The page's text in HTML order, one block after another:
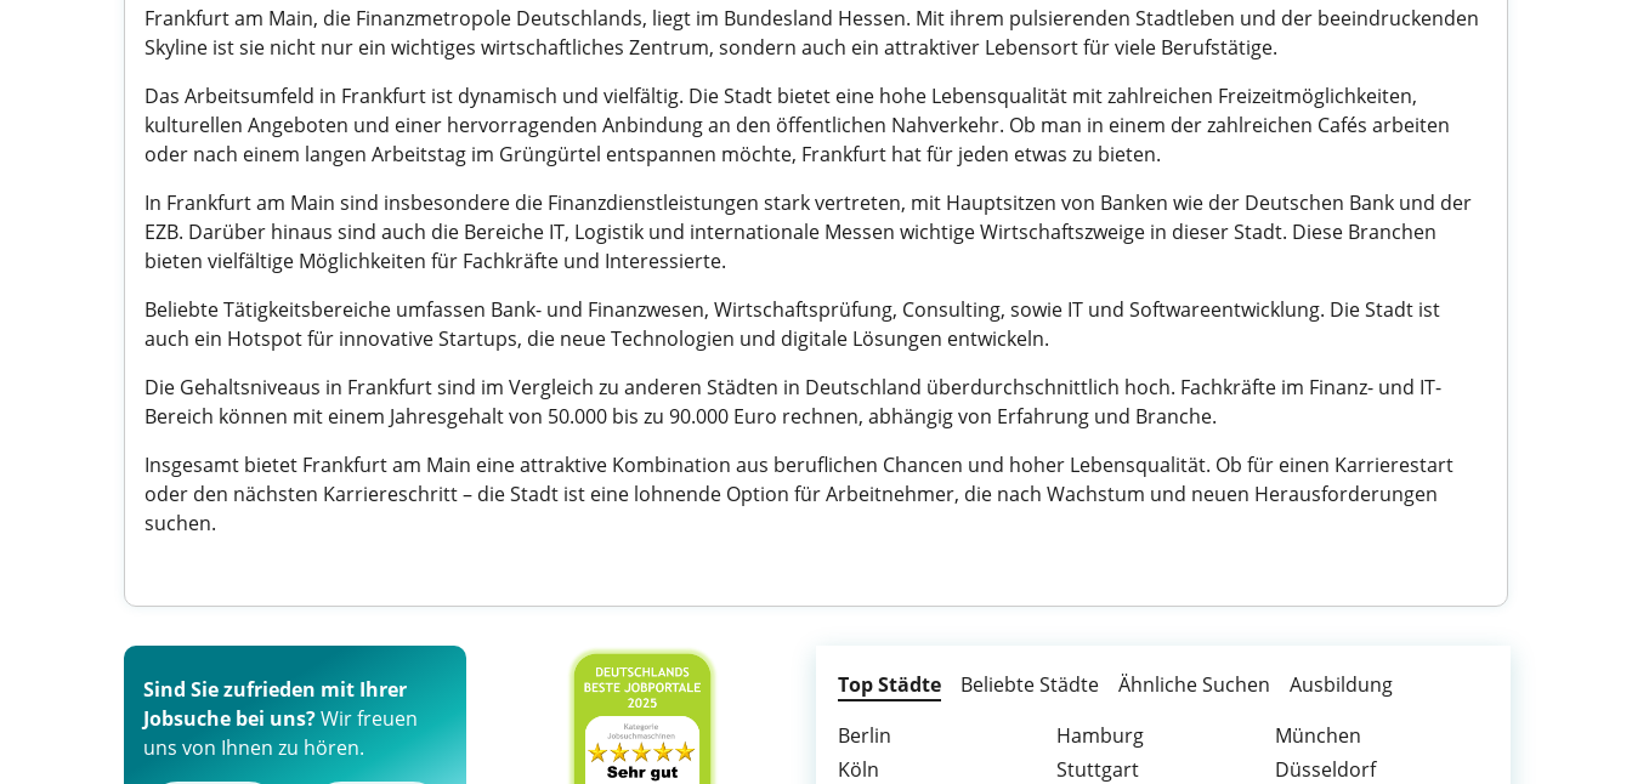
Frankfurt am Main, die Finanzmetropole Deutschlands, liegt im Bundesland Hessen. Mit ihrem pulsierenden Stadtleben und der beeindruckenden
Skyline ist sie nicht nur ein wichtiges wirtschaftliches Zentrum, sondern auch ein attraktiver Lebensort für viele Berufstätige.
Das Arbeitsumfeld in Frankfurt ist dynamisch und vielfältig. Die Stadt bietet eine hohe Lebensqualität mit zahlreichen Freizeitmöglichkeiten,
kulturellen Angeboten und einer hervorragenden Anbindung an den öffentlichen Nahverkehr. Ob man in einem der zahlreichen Cafés arbeiten
oder nach einem langen Arbeitstag im Grüngürtel entspannen möchte, Frankfurt hat für jeden etwas zu bieten.
In Frankfurt am Main sind insbesondere die Finanzdienstleistungen stark vertreten, mit Hauptsitzen von Banken wie der Deutschen Bank und der
EZB. Darüber hinaus sind auch die Bereiche IT, Logistik und internationale Messen wichtige Wirtschaftszweige in dieser Stadt. Diese Branchen
bieten vielfältige Möglichkeiten für Fachkräfte und Interessierte.
Beliebte Tätigkeitsbereiche umfassen Bank- und Finanzwesen, Wirtschaftsprüfung, Consulting, sowie IT und Softwareentwicklung. Die Stadt ist
auch ein Hotspot für innovative Startups, die neue Technologien und digitale Lösungen entwickeln.
Die Gehaltsniveaus in Frankfurt sind im Vergleich zu anderen Städten in Deutschland überdurchschnittlich hoch. Fachkräfte im Finanz- und IT-
Bereich können mit einem Jahresgehalt von 50.000 bis zu 90.000 Euro rechnen, abhängig von Erfahrung und Branche.
Insgesamt bietet Frankfurt am Main eine attraktive Kombination aus beruflichen Chancen und hoher Lebensqualität. Ob für einen Karrierestart
oder den nächsten Karriereschritt – die Stadt ist eine lohnende Option für Arbeitnehmer, die nach Wachstum und neuen Herausforderungen
suchen.
Sind Sie zufrieden mit Ihrer
Jobsuche bei uns?Wir freuen
uns von Ihnen zu hören.
Top Städte Beliebte Städte Ähnliche Suchen
Ausbildung
Berlin
Hamburg
München
Köln
Stuttgart Düsseldorf